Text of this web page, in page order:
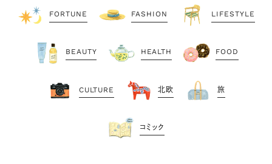
FORTUNE FASHION LIFESTYLE
BEAUTY HEALTH FOOD
CULTURE 北欧 旅
コミック